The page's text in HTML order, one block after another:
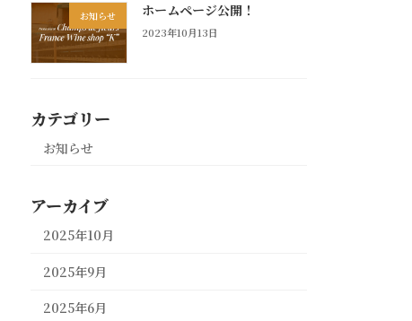
お知らせ ホームページ公開！
2023年10月13日
カテゴリー
お知らせ
アーカイブ
2025年10月
2025年9月
2025年6月